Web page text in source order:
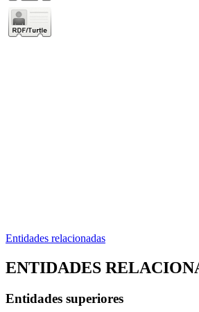
Entidades relacionadas
ENTIDADES
Entidades superiores